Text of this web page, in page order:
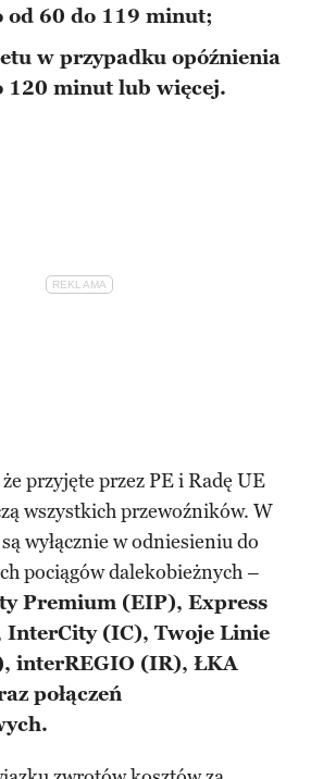
od 60 do 119 minut;
w przypadku opóźnienia
120 minut lub więcej.
przyjęte przez PE i Radę UE
wszystkich przewoźników. W
wyłącznie w odniesieniu do
pociągów dalekobieżnych –
Premium (EIP), Express
(IC), Twoje Linie
interREGIO (IR), ŁKA
połączeń